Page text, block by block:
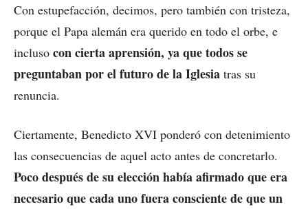
Con estupefacción, decimos, pero también con tristeza,
porque el Papa alemán era querido en todo el orbe, e
incluso con cierta aprensión, ya que todos se
preguntaban por el futuro de la Iglesia tras su
renuncia.
Ciertamente, Benedicto XVI ponderó con detenimiento
las consecuencias de aquel acto antes de concretarlo.
Poco después de su elección había afirmado que era
necesario que cada uno fuera consciente de que un